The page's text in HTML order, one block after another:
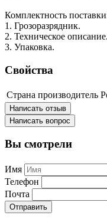
Комплектность
1. Грозоразрядник.
2. Техническое описание.
3. Упаковка.
Свойства
Страна производитель
Написать отзыв
Написать вопрос
Вы смотрели
Имя
Телефон
Почта
Отправить